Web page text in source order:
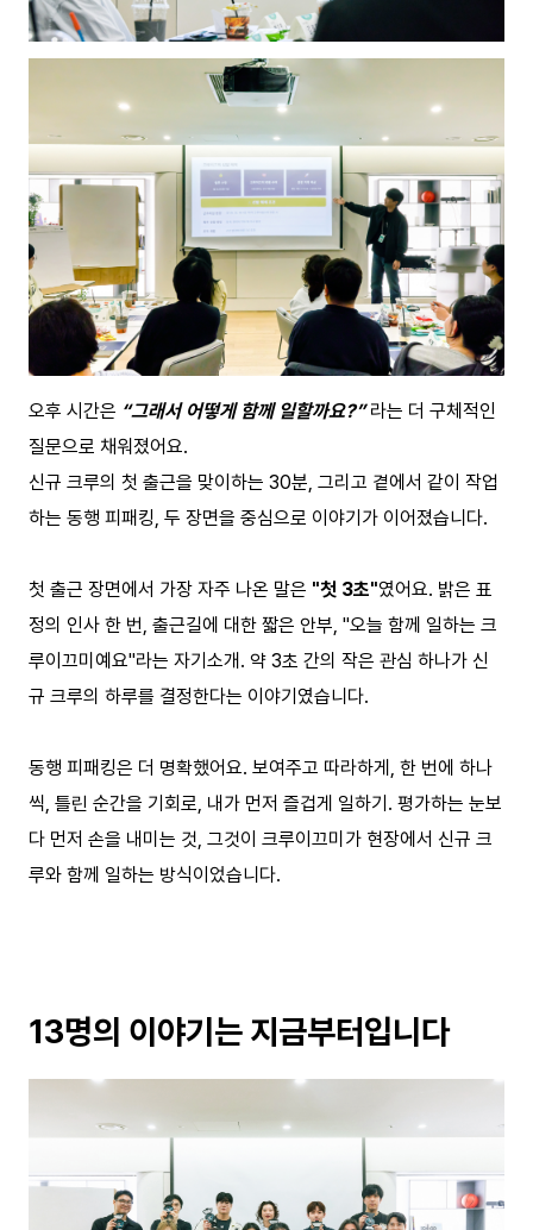
오후 시간은 “그래서 어떻게 함께 일할까요?”라는 더 구체적인
질문으로 채워졌어요.
신규 크루의 첫 출근을 맞이하는 30분, 그리고 곁에서 같이 작업
하는 동행 피패킹, 두 장면을 중심으로 이야기가 이어졌습니다.
첫 출근 장면에서 가장 자주 나온 말은 "첫 3초"였어요. 밝은 표
정의 인사 한 번, 출근길에 대한 짧은 안부, "오늘 함께 일하는 크
루이끄미예요"라는 자기소개. 약 3초 간의 작은 관심 하나가 신
규 크루의 하루를 결정한다는 이야기였습니다.
동행 피패킹은 더 명확했어요. 보여주고 따라하게, 한 번에 하나
씩, 틀린 순간을 기회로, 내가 먼저 즐겁게 일하기. 평가하는 눈보
다 먼저 손을 내미는 것, 그것이 크루이끄미가 현장에서 신규 크
루와 함께 일하는 방식이었습니다.
13명의 이야기는 지금부터입니다